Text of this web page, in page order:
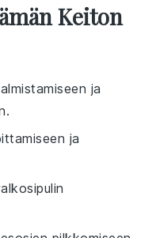
Keiton
ja
ja